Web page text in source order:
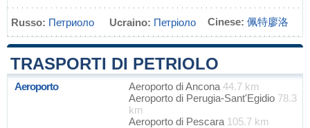
Russo: Петриоло Ucraino: Петріоло Cinese: 佩特廖洛
TRASPORTI DI PETRIOLO
Aeroporto Aeroporto di Ancona 44.7 km
Aeroporto di Perugia-Sant'Egidio 78.3
km
Aeroporto di Pescara 105.7 km